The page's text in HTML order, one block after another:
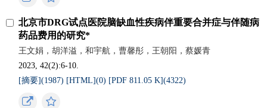
北京市DRG试点医院脑缺血性疾病伴重要合并症与伴随病
药品费用的研究*
王文娟，胡洋溢，和宇航，曹馨彤，王朝阳，蔡媛青
2023, 42(2):6-10.
[摘要](1987) [HTML](0) [PDF 811.05 K](4322)